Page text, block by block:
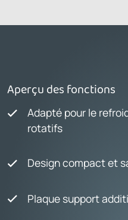
Aperçu des fonctions
Adapté pour le
rotatifs
Design compact et
Plaque support